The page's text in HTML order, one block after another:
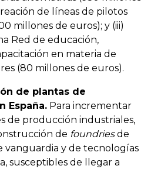
de líneas de pilotos
millones de euros); y (iii)
Red de educación,
en materia de
(80 millones de euros).
de plantas de
España. Para incrementar
de producción industriales,
de foundriesde
vanguardia y de tecnologías
susceptibles de llegar a